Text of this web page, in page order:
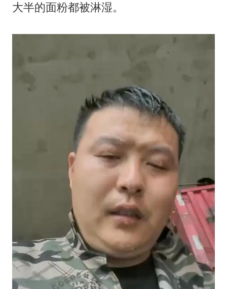
大半的面粉都被淋湿。